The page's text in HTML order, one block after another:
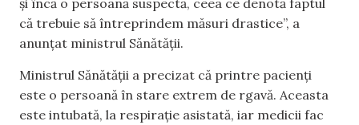
și încă o persoană suspectă, ceea ce denotă faptul
că trebuie să întreprindem măsuri drastice”, a
anunțat ministrul Sănătății.
Ministrul Sănătății a precizat că printre pacienți
este o persoană în stare extrem de rgavă. Aceasta
este intubată, la respirație asistată, iar medicii fac